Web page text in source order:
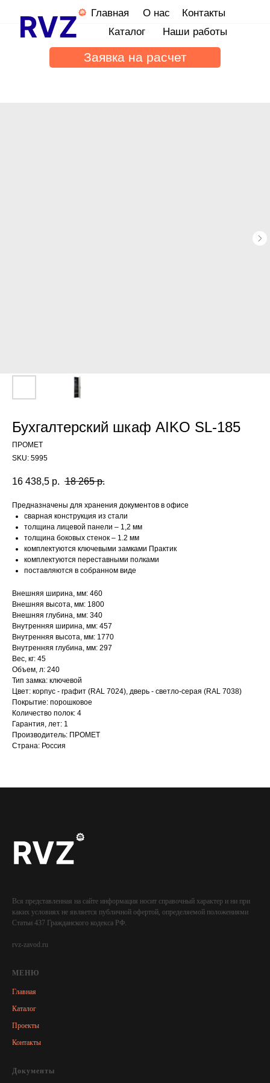
Главная
О нас
Наши работы
Каталог
Контакты
Заявка на расчет
Бухгалтерский шкаф AIKO SL-185
ПРОМЕТ
SKU: 5995
16 438,5 р. 18 265 р.
Предназначены для хранения документов в офисе
сварная конструкция из стали
толщина лицевой панели – 1,2 мм
толщина боковых стенок – 1.2 мм
комплектуются ключевыми замками Практик
комплектуются переставными полками
поставляются в собранном виде
Внешняя ширина, мм: 460
Внешняя высота, мм: 1800
Внешняя глубина, мм: 340
Внутренняя ширина, мм: 457
Внутренняя высота, мм: 1770
Внутренняя глубина, мм: 297
Вес, кг: 45
Объем, л: 240
Тип замка: ключевой
Цвет: корпус - графит (RAL 7024), дверь - светло-серая (RAL 7038)
Покрытие: порошковое
Количество полок: 4
Гарантия, лет: 1
Производитель: ПРОМЕТ
Страна: Россия
Вся представленная на сайте информация носит справочный характер и ни при
каких условиях не является публичной офертой, определяемой положениями
Статьи 437 Гражданского кодекса РФ.
rvz-zavod.ru
МЕНЮ
Главная
Каталог
Проекты
Контакты
Документы